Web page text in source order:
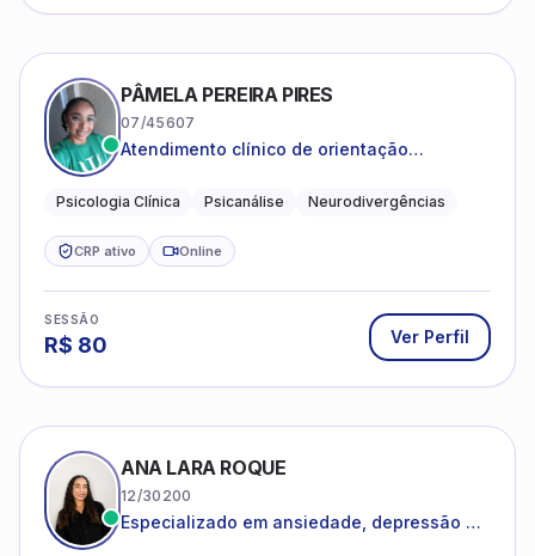
PÂMELA PEREIRA PIRES
07/45607
Atendimento clínico de orientação
crianças neurotípicas
Psicologia Clínica Psicanálise Neurodivergências
CRP ativo Online
SESSÃO
R$ 80 Ver Perfil
ANA LARA ROQUE
12/30200
Especializado em ansiedade, depressão e